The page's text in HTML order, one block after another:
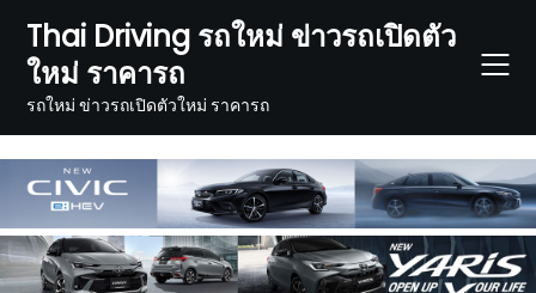
content
Thai Driving รถใหม่ ข่าวรถเปิดตัว
ใหม่ ราคารถ
รถใหม่ ข่าวรถเปิดตัวใหม่ ราคารถ